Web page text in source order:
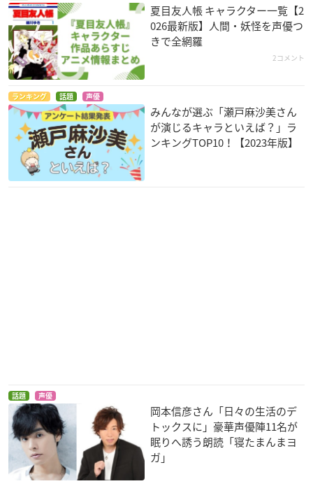
夏目友人帳 キャラクター一覧【2
026最新版】人間・妖怪を声優つ
きで全網羅
2コメント
ランキング 話題 声優
みんなが選ぶ「瀬戸麻沙美さん
が演じるキャラといえば？」ラ
ンキングTOP10！【2023年版】
話題 声優
岡本信彦さん「日々の生活のデ
トックスに」豪華声優陣11名が
眠りへ誘う朗読「寝たまんまヨ
ガ」